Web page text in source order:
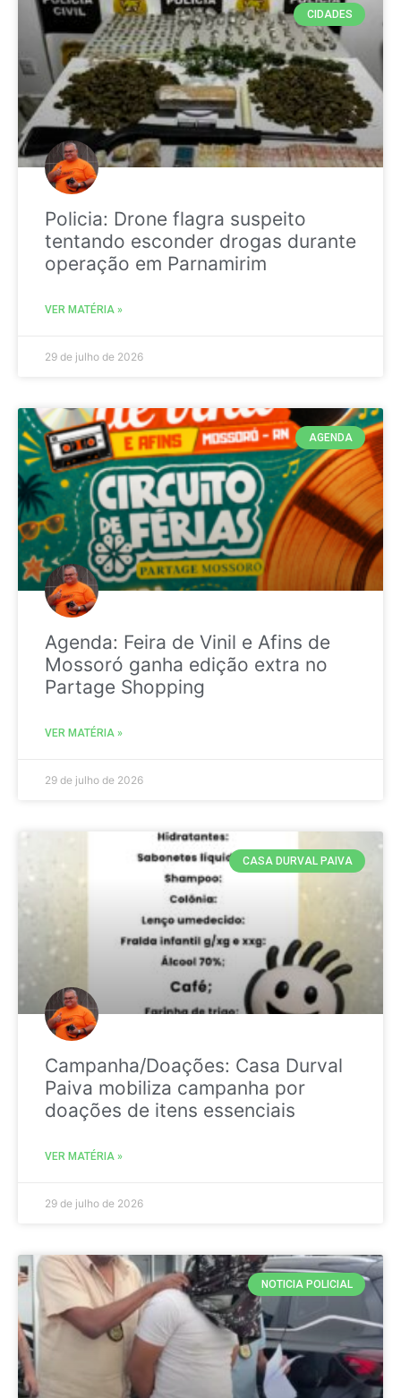
CIDADES
Policia: Drone flagra suspeito
tentando esconder drogas durante
operação em Parnamirim
VER MATÉRIA »
29 de julho de 2026
AGENDA
Agenda: Feira de Vinil e Afins de
Mossoró ganha edição extra no
Partage Shopping
VER MATÉRIA »
29 de julho de 2026
CASA DURVAL PAIVA
Campanha/Doações: Casa Durval
Paiva mobiliza campanha por
doações de itens essenciais
VER MATÉRIA »
29 de julho de 2026
NOTICIA POLICIAL